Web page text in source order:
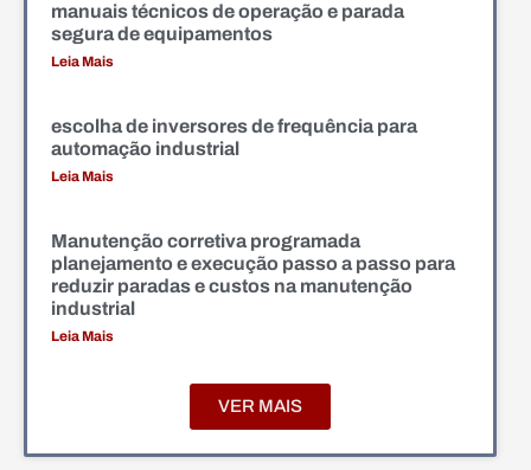
manuais técnicos de operação e parada
segura de equipamentos
Leia Mais
escolha de inversores de frequência para
automação industrial
Leia Mais
Manutenção corretiva programada
planejamento e execução passo a passo para
reduzir paradas e custos na manutenção
industrial
Leia Mais
VER MAIS